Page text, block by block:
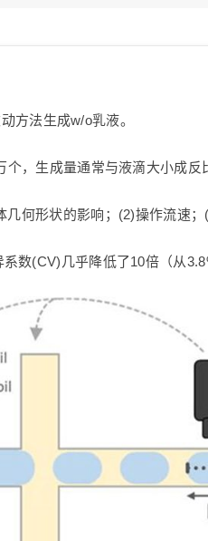
方法生成w/o乳液。
，生成量通常与液滴大小成反
何形状的影响；(2)操作流速；
数(CV)几乎降低了10倍（从